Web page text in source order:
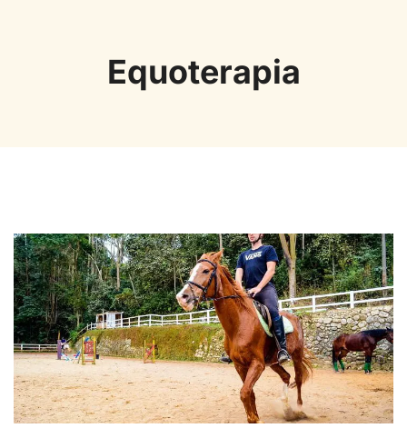
Equoterapia